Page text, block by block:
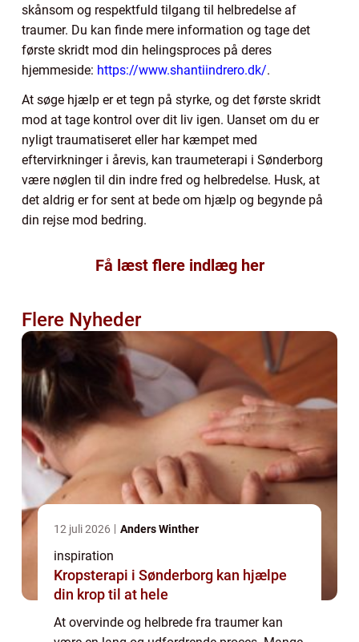
skånsom og respektfuld tilgang til helbredelse af
traumer. Du kan finde mere information og tage det
første skridt mod din helingsproces på deres
hjemmeside: https://www.shantiindrero.dk/.
At søge hjælp er et tegn på styrke, og det første skridt
mod at tage kontrol over dit liv igen. Uanset om du er
nyligt traumatiseret eller har kæmpet med
eftervirkninger i årevis, kan traumeterapi i Sønderborg
være nøglen til din indre fred og helbredelse. Husk, at
det aldrig er for sent at bede om hjælp og begynde på
din rejse mod bedring.
Få læst flere indlæg her
Flere Nyheder
12 juli 2026 Anders Winther
inspiration
Kropsterapi i Sønderborg kan hjælpe
din krop til at hele
At overvinde og helbrede fra traumer kan